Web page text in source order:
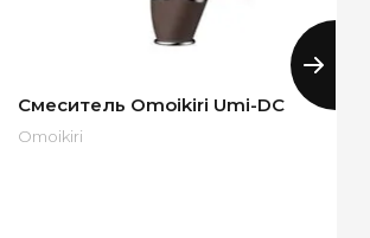
Смеситель Omoikiri Umi-DC
Omoikiri